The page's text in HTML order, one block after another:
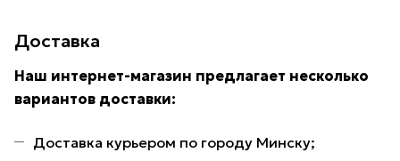
Доставка
Наш интернет-магазин предлагает несколько
вариантов доставки:
Доставка курьером по городу Минску;